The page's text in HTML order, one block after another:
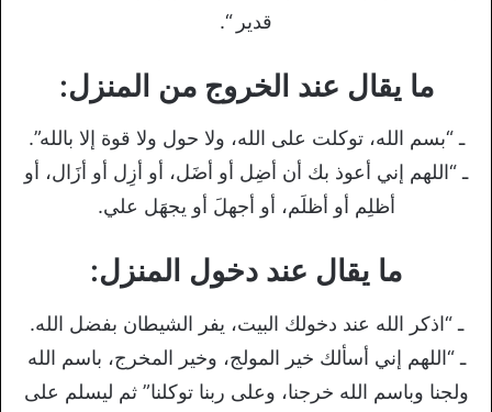
قدير “.
ما يقال عند الخروج من المنزل:
ـ “بسم الله، توكلت على الله، ولا حول ولا قوة إلا بالله”.
ـ “اللهم إني أعوذ بك أن أضِل أو أضَل، أو أزِل أو أزَال، أو
أظلِم أو أظلَم، أو أجهلَ أو يجهَل علي.
ما يقال عند دخول المنزل:
ـ “اذكر الله عند دخولك البيت، يفر الشيطان بفضل الله.
ـ “اللهم إني أسألك خير المولج، وخير المخرج، باسم الله
ولجنا وباسم الله خرجنا، وعلى ربنا توكلنا” ثم ليسلم على